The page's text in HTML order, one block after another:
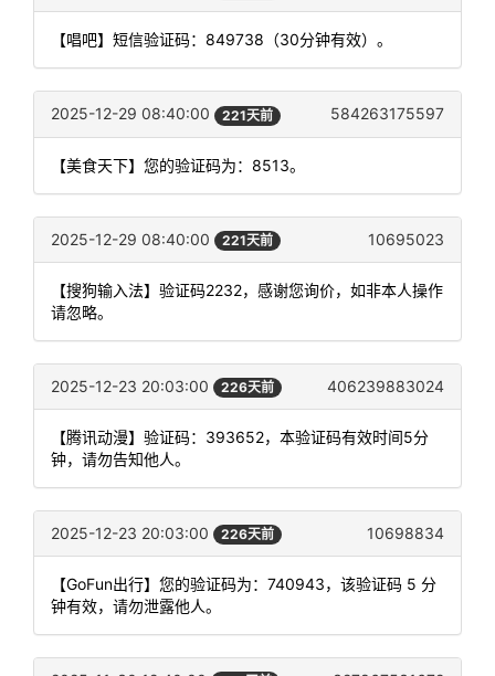
【唱吧】短信验证码：849738（30分钟有效）。
2025-12-29 08:40:00 221天前 584263175597
【美食天下】您的验证码为：8513。
2025-12-29 08:40:00 221天前 10695023
【搜狗输入法】验证码2232，感谢您询价，如非本人操作
请忽略。
2025-12-23 20:03:00 226天前 406239883024
【腾讯动漫】验证码：393652，本验证码有效时间5分
钟，请勿告知他人。
2025-12-23 20:03:00 226天前 10698834
【GoFun出行】您的验证码为：740943，该验证码 5 分
钟有效，请勿泄露他人。